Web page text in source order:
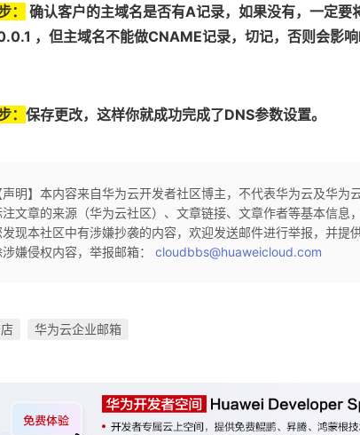
：
确认客户的主域名是否有A记录，如果没有，一定
，但主域名不能做CNAME记录，切记，否则会影响
：保存更改，这样你就成功完成了DNS参数设置。
声明】本内容来自华为云开发者社区博主，不代表华为云及华
注文章的来源（华为云社区）、文章链接、文章作者等基本信息
发现本社区中有涉嫌抄袭的内容，欢迎发送邮件进行举报，并提
涉嫌侵权内容，举报邮箱：cloudbbs@huaweicloud.com
华为云企业邮箱